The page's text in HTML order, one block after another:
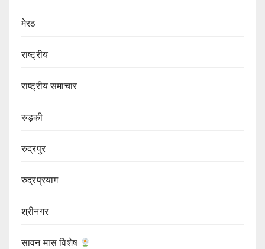
मेरठ
राष्ट्रीय
राष्ट्रीय समाचार
रुड़की
रुद्रपुर
रुद्रप्रयाग
श्रीनगर
सावन मास विशेष